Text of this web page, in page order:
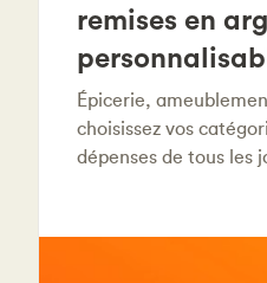
remises en
Épicerie,
choisissez vos
dépenses de tous les